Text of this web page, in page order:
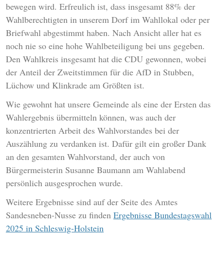
bewegen wird. Erfreulich ist, dass insgesamt 88% der
Wahlberechtigten in unserem Dorf im Wahllokal oder per
Briefwahl abgestimmt haben. Nach Ansicht aller hat es
noch nie so eine hohe Wahlbeteiligung bei uns gegeben.
Den Wahlkreis insgesamt hat die CDU gewonnen, wobei
der Anteil der Zweitstimmen für die AfD in Stubben,
Lüchow und Klinkrade am Größten ist.
Wie gewohnt hat unsere Gemeinde als eine der Ersten das
Wahlergebnis übermitteln können, was auch der
konzentrierten Arbeit des Wahlvorstandes bei der
Auszählung zu verdanken ist. Dafür gilt ein großer Dank
an den gesamten Wahlvorstand, der auch von
Bürgermeisterin Susanne Baumann am Wahlabend
persönlich ausgesprochen wurde.
Weitere Ergebnisse sind auf der Seite des Amtes
Sandesneben-Nusse zu finden Ergebnisse Bundestagswahl
2025 in Schleswig-Holstein